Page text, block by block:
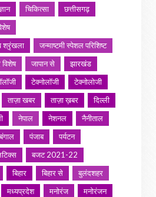
चिकित्सा
छत्तीसगढ़
श्रृंखला
जन्माष्टमी स्पेशल परिशिष्ट
जापान से
झारखंड
टेक्नोलॉजी
टेक्नोलोजी
ताज़ा खबर ताज़ा ख़बर
दिल्ली
नेपाल नेशनल
नैनीताल
पंजाब
पर्यटन
बजट 2021-22
बिहार बिहार से
बुलंदशहर
मध्यप्रदेश मनोरंज
मनोरंजन